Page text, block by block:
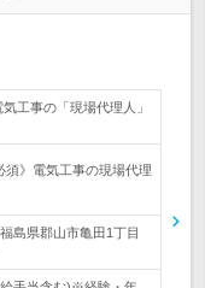
工事の「現場代理人」
須》電気工事の現場代理
島県郡山市亀田1丁目